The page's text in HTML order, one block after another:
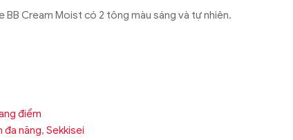
Cream Moist có 2 tông màu sáng và tự nhiên.
điểm
đa năng, Sekkisei